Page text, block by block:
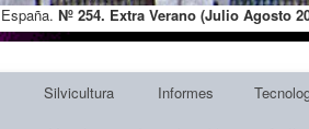
Nº 254. Extra Verano (Julio Agosto
Silvicultura Informes